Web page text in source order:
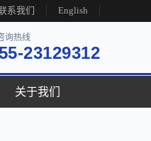
English
系我们
询热线
23129312
关于我们